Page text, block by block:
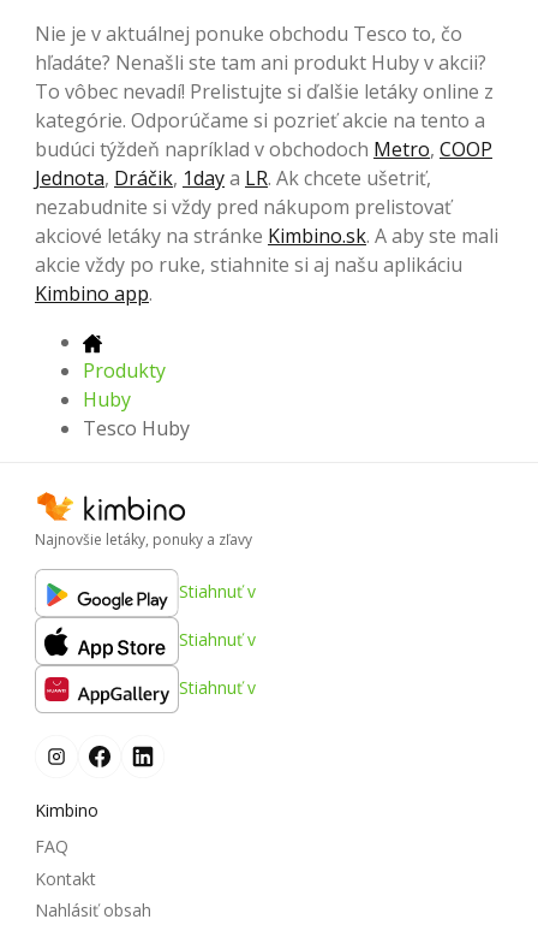
Nie je v aktuálnej ponuke obchodu Tesco to, čo
hľadáte? Nenašli ste tam ani produkt Huby v akcii?
To vôbec nevadí! Prelistujte si ďalšie letáky online z
kategórie. Odporúčame si pozrieť akcie na tento a
budúci týždeň napríklad v obchodoch Metro, COOP
Jednota, Dráčik, 1daya LR. Ak chcete ušetriť,
nezabudnite si vždy pred nákupom prelistovať
akciové letáky na stránke Kimbino.sk. A aby ste mali
akcie vždy po ruke, stiahnite si aj našu aplikáciu
Kimbino app.
Produkty
Huby
Tesco Huby
Najnovšie letáky, ponuky a zľavy
Stiahnuť v
Stiahnuť v
Stiahnuť v
Kimbino
FAQ
Kontakt
Nahlásiť obsah